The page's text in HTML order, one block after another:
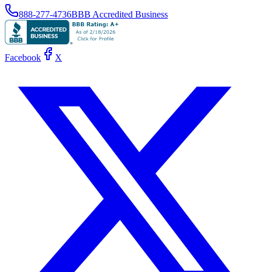
888-277-4736BBB Accredited Business
Facebook X